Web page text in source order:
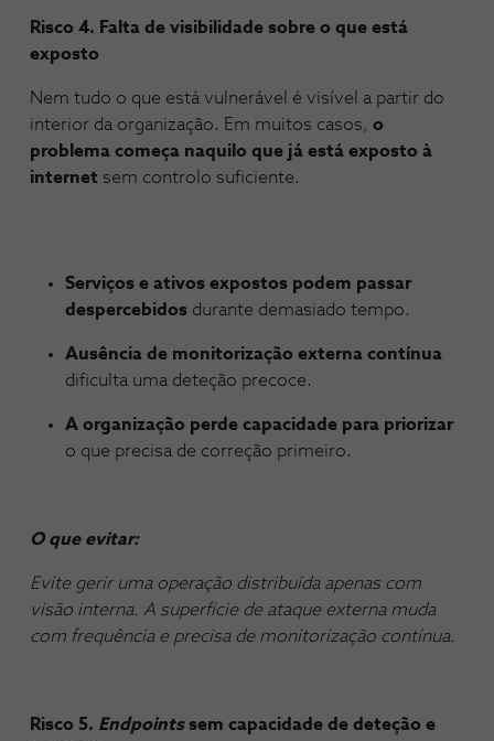
Risco 4. Falta de visibilidade sobre o que está
exposto
Nem tudo o que está vulnerável é visível a partir do
interior da organização. Em muitos casos, o
problema começa naquilo que já está exposto à
internet sem controlo suficiente.
Serviços e ativos expostos podem passar
despercebidos durante demasiado tempo.
Ausência de monitorização externa contínua
dificulta uma deteção precoce.
A organização perde capacidade para priorizar
o que precisa de correção primeiro.
O que evitar:
Evite gerir uma operação distribuída apenas com
visão interna. A superfície de ataque externa muda
com frequência e precisa de monitorização contínua.
Risco 5. Endpointssem capacidade de deteção e